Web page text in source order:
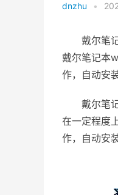
dnzhu •
戴尔笔记
戴尔笔记本
作，自动安
戴尔笔记
在一定程度
作，自动安